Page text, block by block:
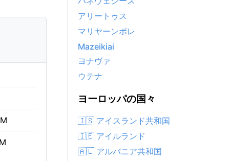
アリートゥス
マリヤーンポレ
Mazeikiai
ヨナヴァ
ウテナ
ヨーロッパの国々
🇮🇸 アイスランド共和国
🇮🇪 アイルランド
🇦🇱 アルバニア共和国